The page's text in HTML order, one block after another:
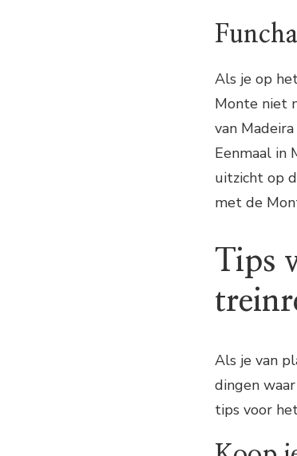
Als je op
Monte niet
van
Eenmaal in
uitzicht op
met de
Tips
Als je van
dingen
tips voor